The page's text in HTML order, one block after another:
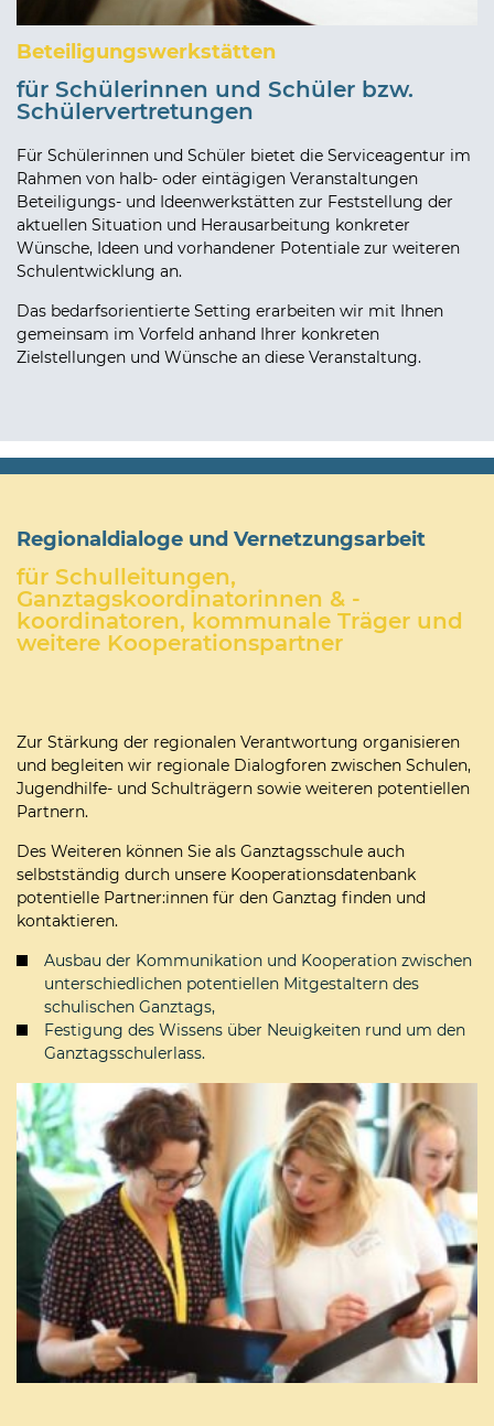
Beteiligungswerkstätten
für Schülerinnen und Schüler bzw.
Schülervertretungen
Für Schülerinnen und Schüler bietet die Serviceagentur im
Rahmen von halb- oder eintägigen Veranstaltungen
Beteiligungs- und Ideenwerkstätten zur Feststellung der
aktuellen Situation und Herausarbeitung konkreter
Wünsche, Ideen und vorhandener Potentiale zur weiteren
Schulentwicklung an.
Das bedarfsorientierte Setting erarbeiten wir mit Ihnen
gemeinsam im Vorfeld anhand Ihrer konkreten
Zielstellungen und Wünsche an diese Veranstaltung.
Regionaldialoge und Vernetzungsarbeit
für Schulleitungen,
Ganztagskoordinatorinnen & -
koordinatoren, kommunale Träger und
weitere Kooperationspartner
Zur Stärkung der regionalen Verantwortung organisieren
und begleiten wir regionale Dialogforen zwischen Schulen,
Jugendhilfe- und Schulträgern sowie weiteren potentiellen
Partnern.
Des Weiteren können Sie als Ganztagsschule auch
selbstständig durch unsere Kooperationsdatenbank
potentielle Partner:innen für den Ganztag finden und
kontaktieren.
Ausbau der Kommunikation und Kooperation zwischen
unterschiedlichen potentiellen Mitgestaltern des
schulischen Ganztags,
Festigung des Wissens über Neuigkeiten rund um den
Ganztagsschulerlass.